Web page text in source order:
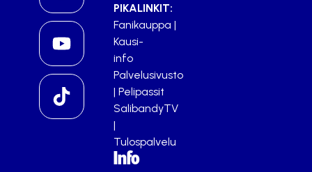
PIKALINKIT:
Fanikauppa |
Kausi-
info
Palvelusivusto
| Pelipassit
SalibandyTV
|
Tulospalvelu
Info